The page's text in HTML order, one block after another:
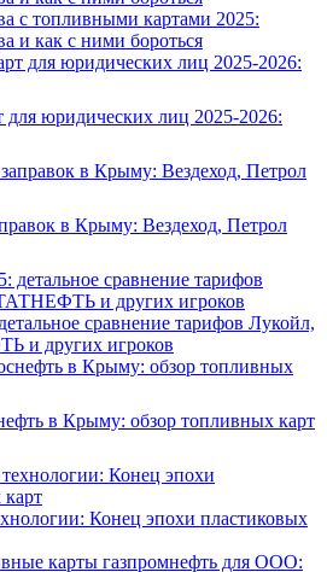
с топливными картами 2025:
и как с ними бороться
для юридических лиц 2025-2026:
в Крыму: Вездеход, Петрол
сравнение тарифов Лукойл,
и других игроков
в Крыму: обзор топливных карт
Конец эпохи пластиковых